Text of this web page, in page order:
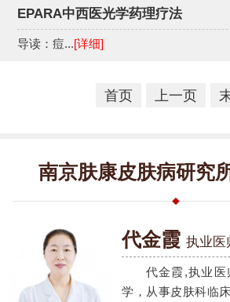
EPARA中西医光学药理疗法
导读：痘...[详细]
首页 上一页
南京肤康皮肤病研究
代金霞 执业医
代金霞,执业医
学，从事皮肤科临